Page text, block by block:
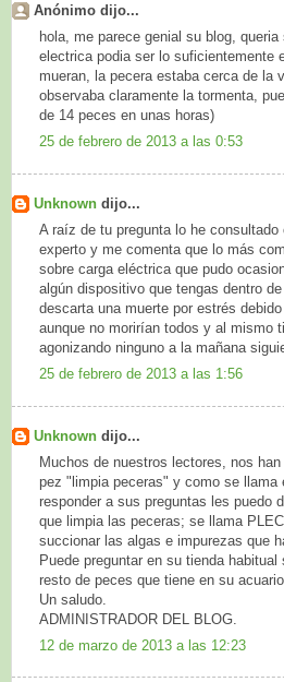
Anónimo dijo...
hola, me parece genial su blog,
electrica podia ser lo suficientemente
mueran, la pecera estaba cerca de la
observaba claramente la tormenta,
de 14 peces en unas horas)
25 de febrero de 2013 a las 0:53
Unknown dijo...
A raíz de tu pregunta lo he consultado
experto y me comenta que lo más
sobre carga eléctrica que pudo
algún dispositivo que tengas dentro
descarta una muerte por estrés
aunque no morirían todos y al mismo
agonizando ninguno a la mañana
25 de febrero de 2013 a las 1:56
Unknown dijo...
Muchos de nuestros lectores, nos
pez "limpia peceras" y como se llama
responder a sus preguntas les puedo
que limpia las peceras; se llama
succionar las algas e impurezas que
Puede preguntar en su tienda
resto de peces que tiene en su acuario.
Un saludo.
ADMINISTRADOR DEL BLOG.
12 de marzo de 2013 a las 12:23